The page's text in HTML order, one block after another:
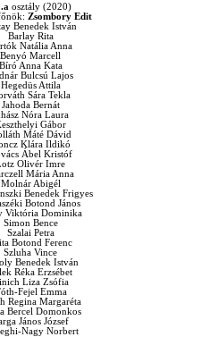
osztály (2020)
Zsombory Edit
Benedek István
Barlay Rita
Natália Anna
Benyó Marcell
Bíró Anna Kata
Bulcsú Lajos
Hegedüs Attila
Sára Tekla
Jahoda Bernát
Nóra Laura
Gábor
Máté Dávid
Klára Ildikó
Ábel Kristóf
Olivér Imre
Mária Anna
Molnár Abigél
Benedek Frigyes
Botond János
Viktória Dominika
Simon Bence
Szalai Petra
Botond Ferenc
Szluha Vince
Benedek István
Réka Erzsébet
Liza Zsófia
Fejel Emma
Regina Margaréta
Bercel Domonkos
János József
Nagy Norbert